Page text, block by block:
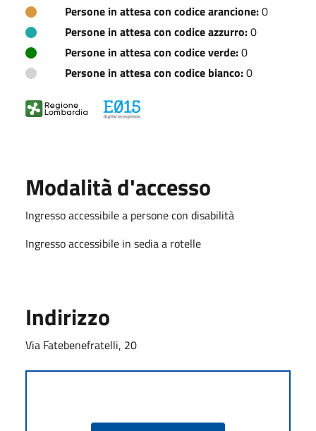
Persone in attesa con codice arancione:0
Persone in attesa con codice azzurro:0
Persone in attesa con codice verde:0
Persone in attesa con codice bianco:0
Modalità d'accesso
Ingresso accessibile a persone con disabilità
Ingresso accessibile in sedia a rotelle
Indirizzo
Via Fatebenefratelli, 20